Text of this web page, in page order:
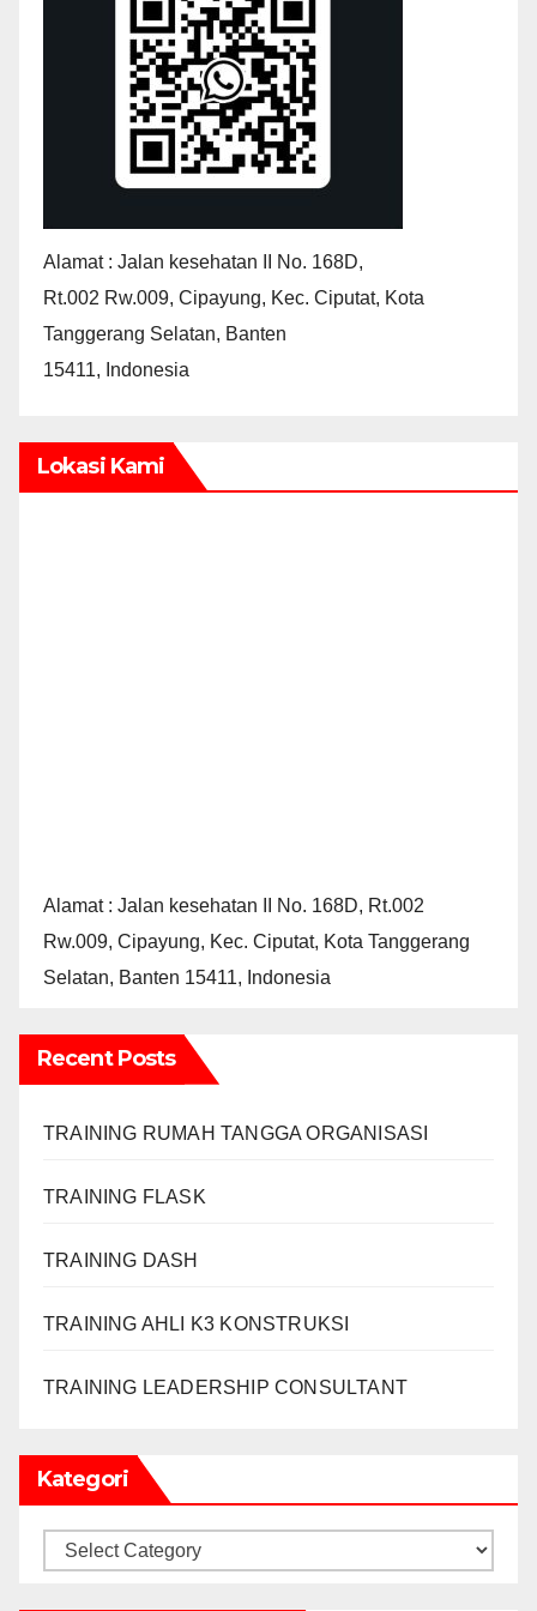
Alamat : Jalan kesehatan II No. 168D,
Rt.002 Rw.009, Cipayung, Kec. Ciputat, Kota
Tanggerang Selatan, Banten
15411, Indonesia
Lokasi Kami
Alamat : Jalan kesehatan II No. 168D, Rt.002
Rw.009, Cipayung, Kec. Ciputat, Kota Tanggerang
Selatan, Banten 15411, Indonesia
Recent Posts
TRAINING RUMAH TANGGA ORGANISASI
TRAINING FLASK
TRAINING DASH
TRAINING AHLI K3 KONSTRUKSI
TRAINING LEADERSHIP CONSULTANT
Kategori
Kategori